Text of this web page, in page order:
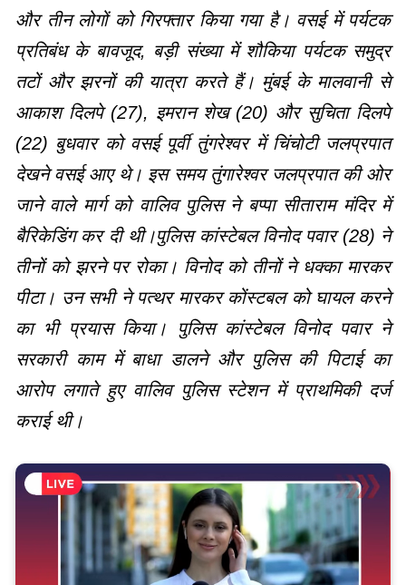
और तीन लोगों को गिरफ्तार किया गया है। वसई में पर्यटक
प्रतिबंध के बावजूद, बड़ी संख्या में शौकिया पर्यटक समुद्र
तटों और झरनों की यात्रा करते हैं। मुंबई के मालवानी से
आकाश दिलपे (27), इमरान शेख (20) और सुचिता दिलपे
(22) बुधवार को वसई पूर्वी तुंगरेश्वर में चिंचोटी जलप्रपात
देखने वसई आए थे। इस समय तुंगारेश्वर जलप्रपात की ओर
जाने वाले मार्ग को वालिव पुलिस ने बप्पा सीताराम मंदिर में
बैरिकेडिंग कर दी थी।पुलिस कांस्टेबल विनोद पवार (28) ने
तीनों को झरने पर रोका। विनोद को तीनों ने धक्का मारकर
पीटा। उन सभी ने पत्थर मारकर कोंस्टबल को घायल करने
का भी प्रयास किया। पुलिस कांस्टेबल विनोद पवार ने
सरकारी काम में बाधा डालने और पुलिस की पिटाई का
आरोप लगाते हुए वालिव पुलिस स्टेशन में प्राथमिकी दर्ज
कराई थी।